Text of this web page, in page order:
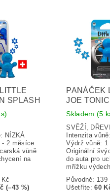
SPLASH
NÍZKÁ
- 2 měsíce
vůně
na
Kč
(–43 %)
PANÁČEK
JOE
Skladem (5
SVĚŽÍ,
Intenzita
Výdrž vůně:
Originální
do auta pro
mřížku
Původně: 139
Ušetříte:60